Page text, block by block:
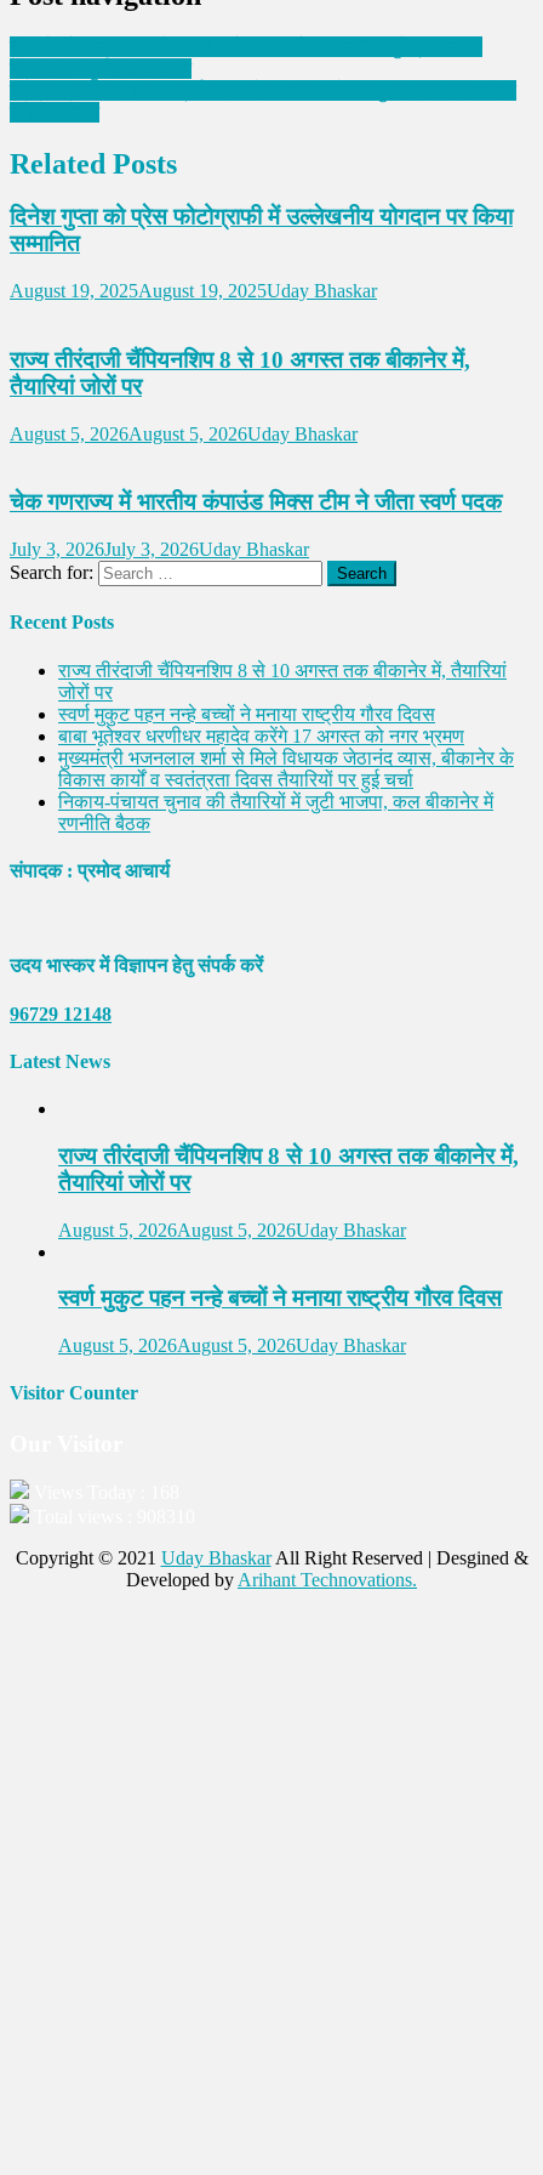
Related Posts
दिनेश गुप्ता को प्रेस फोटोग्राफी में उल्लेखनीय योगदान पर किया
सम्मानित
August 19, 2025August 19, 2025Uday Bhaskar
राज्य तीरंदाजी चैंपियनशिप 8 से 10 अगस्त तक बीकानेर में,
तैयारियां जोरों पर
August 5, 2026August 5, 2026Uday Bhaskar
चेक गणराज्य में भारतीय कंपाउंड मिक्स टीम ने जीता स्वर्ण पदक
July 3, 2026July 3, 2026Uday Bhaskar
Search for:
Recent Posts
राज्य तीरंदाजी चैंपियनशिप 8 से 10 अगस्त तक बीकानेर में, तैयारियां
जोरों पर
स्वर्ण मुकुट पहन नन्हे बच्चों ने मनाया राष्ट्रीय गौरव दिवस
बाबा भूतेश्वर धरणीधर महादेव करेंगे 17 अगस्त को नगर भ्रमण
मुख्यमंत्री भजनलाल शर्मा से मिले विधायक जेठानंद व्यास, बीकानेर के
विकास कार्यों व स्वतंत्रता दिवस तैयारियों पर हुई चर्चा
निकाय-पंचायत चुनाव की तैयारियों में जुटी भाजपा, कल बीकानेर में
रणनीति बैठक
संपादक : प्रमोद आचार्य
उदय भास्कर में विज्ञापन हेतु संपर्क करें
96729 12148
Latest News
राज्य तीरंदाजी चैंपियनशिप 8 से 10 अगस्त तक बीकानेर में,
तैयारियां जोरों पर
August 5, 2026August 5, 2026Uday Bhaskar
स्वर्ण मुकुट पहन नन्हे बच्चों ने मनाया राष्ट्रीय गौरव दिवस
August 5, 2026August 5, 2026Uday Bhaskar
Visitor Counter
Copyright © 2021 Uday BhaskarAll Right Reserved | Desgined &
Developed by Arihant Technovations.